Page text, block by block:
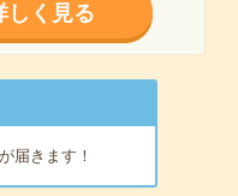
しく見る
が届きます！